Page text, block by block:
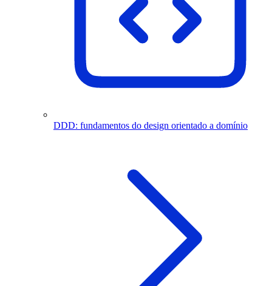
DDD: fundamentos do design orientado a domínio